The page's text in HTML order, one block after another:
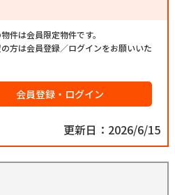
件は会員限定物件です。
方は会員登録／ログインをお願いいた
会員登録・ログイン
更新日：2026/6/15